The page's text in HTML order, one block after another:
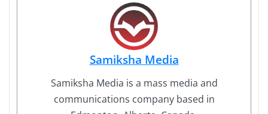
Samiksha Media
Samiksha Media is a mass media and
communications company based in